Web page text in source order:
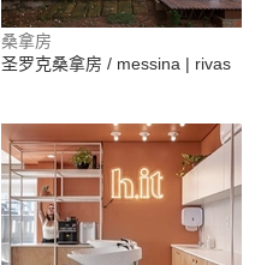
桑拿房
圣罗克桑拿房 / messina | rivas